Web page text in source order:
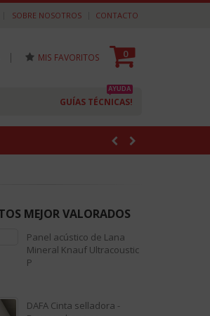
SOBRE NOSOTROS CONTACTO
| MIS FAVORITOS 0
GUÍAS TÉCNICAS!
AYUDA
MEJOR VALORADOS
Panel acústico de Lana
Mineral Knauf Ultracoustic
P
out
of
DAFA Cinta selladora -